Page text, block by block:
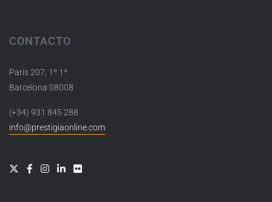
CONTACTO
París 207, 1º 1ª
Barcelona 08008
(+34) 931 845 288
info@prestigiaonline.com